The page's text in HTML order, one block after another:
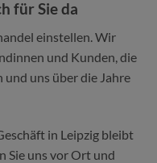
für Sie da
einstellen. Wir
und Kunden, die
uns über die Jahre
in Leipzig bleibt
Sie uns vor Ort und